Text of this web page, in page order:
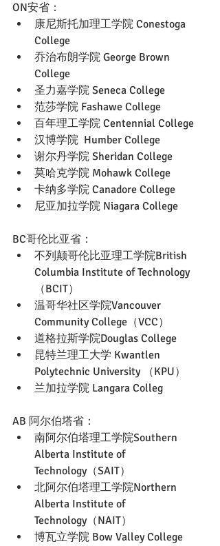
ON安省：
康尼斯托加理工学院 Conestoga
College
乔治布朗学院 George Brown
College
圣力嘉学院 Seneca College
范莎学院 Fashawe College
百年理工学院 Centennial College
汉博学院  Humber College
谢尔丹学院 Sheridan College
莫哈克学院 Mohawk College
卡纳多学院 Canadore College
尼亚加拉学院 Niagara College
BC哥伦比亚省：
不列颠哥伦比亚理工学院British
Columbia Institute of Technology
（BCIT）
温哥华社区学院Vancouver
Community College（VCC）
道格拉斯学院Douglas College
昆特兰理工大学 Kwantlen
Polytechnic University （KPU）
兰加拉学院 Langara Colleg
AB 阿尔伯塔省：
南阿尔伯塔理工学院Southern
Alberta Institute of
Technology（SAIT）
北阿尔伯塔理工学院Northern
Alberta Institute of
Technology（NAIT）
博瓦立学院 Bow Valley College